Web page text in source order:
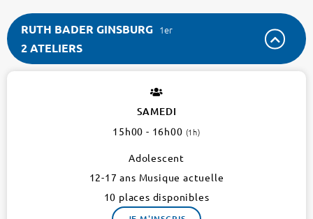
RUTH BADER GINSBURG 1er
2 ATELIERS
SAMEDI
15h00 - 16h00 (1h)
Adolescent
12-17 ans Musique actuelle
10 places disponibles